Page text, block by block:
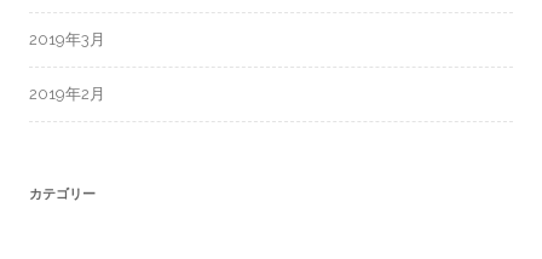
2019年3月
2019年2月
カテゴリー